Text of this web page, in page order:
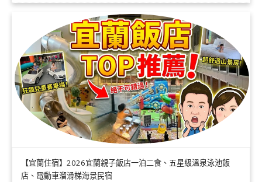
【宜蘭住宿】2026宜蘭親子飯店一泊二食、五星級溫泉泳池飯
店、電動車溜滑梯海景民宿